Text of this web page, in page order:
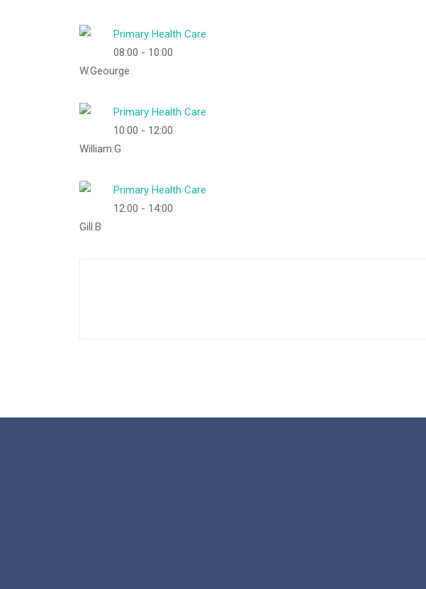
Primary Health Care
08:00 - 10:00
W.Geourge
Primary Health Care
10:00 - 12:00
William.G
Primary Health Care
12:00 - 14:00
Gill.B